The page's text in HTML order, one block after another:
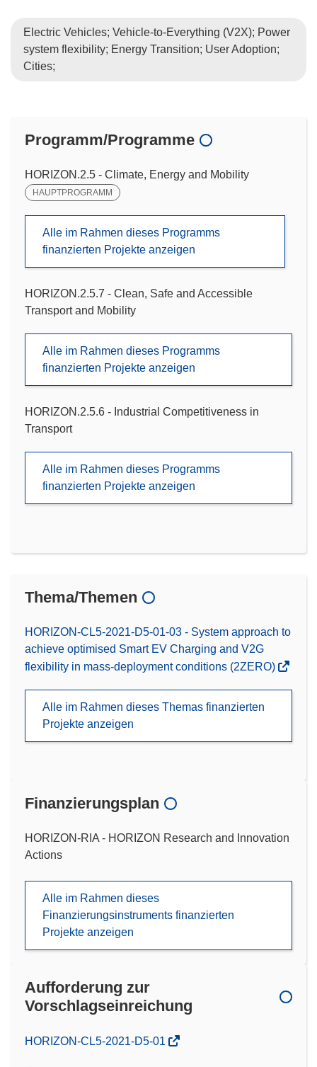
Electric Vehicles; Vehicle-to-Everything (V2X); Power
system flexibility; Energy Transition; User Adoption;
Cities;
Programm/Programme
HORIZON.2.5 - Climate, Energy and Mobility
HAUPTPROGRAMM
Alle im Rahmen dieses Programms
finanzierten Projekte anzeigen
HORIZON.2.5.7 - Clean, Safe and Accessible
Transport and Mobility
Alle im Rahmen dieses Programms
finanzierten Projekte anzeigen
HORIZON.2.5.6 - Industrial Competitiveness in
Transport
Alle im Rahmen dieses Programms
finanzierten Projekte anzeigen
Thema/Themen
HORIZON-CL5-2021-D5-01-03 - System approach to
achieve optimised Smart EV Charging and V2G
flexibility in mass-deployment conditions (2ZERO)
Alle im Rahmen dieses Themas finanzierten
Projekte anzeigen
Finanzierungsplan
HORIZON-RIA - HORIZON Research and Innovation
Actions
Alle im Rahmen dieses
Finanzierungsinstruments finanzierten
Projekte anzeigen
Aufforderung zur
Vorschlagseinreichung
(öffnet
HORIZON-CL5-2021-D5-01